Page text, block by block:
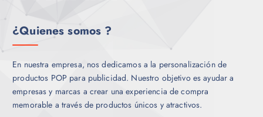
¿Quienes somos ?
En nuestra empresa, nos dedicamos a la personalización de
productos POP para publicidad. Nuestro objetivo es ayudar a
empresas y marcas a crear una experiencia de compra
memorable a través de productos únicos y atractivos.